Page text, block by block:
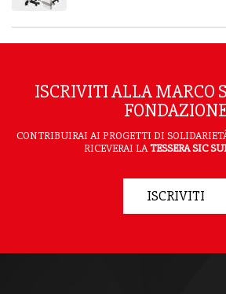
ISCRIVITI ALLA MARCO
CONTRIBUIRAI AI PROGETTI DI
RICEVERAI LATESSERA SIC
ISCRIVITI